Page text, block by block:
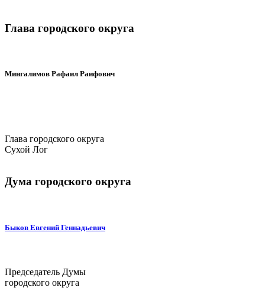
Глава городского округа
Мингалимов Рафаил Раифович
Глава городского округа
Сухой Лог
Дума городского округа
Быков Евгений Геннадьевич
Председатель Думы
городского округа